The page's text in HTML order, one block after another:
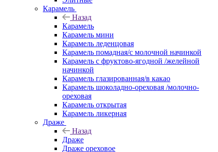
Карамель
Назад
Карамель
Карамель мини
Карамель леденцовая
Карамель помадная/с молочной начинкой
Карамель с фруктово-ягодной /желейной
начинкой
Карамель глазированная/в какао
Карамель шоколадно-ореховая /молочно-
ореховая
Карамель открытая
Карамель ликерная
Драже
Назад
Драже
Драже ореховое